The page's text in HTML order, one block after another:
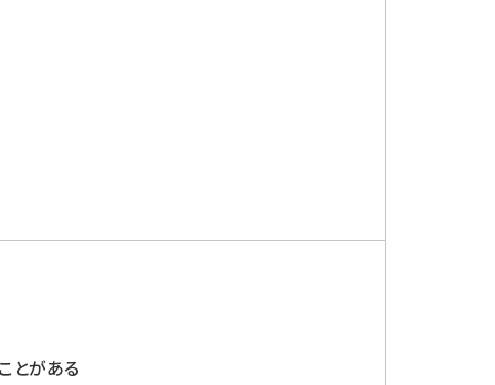
とがある